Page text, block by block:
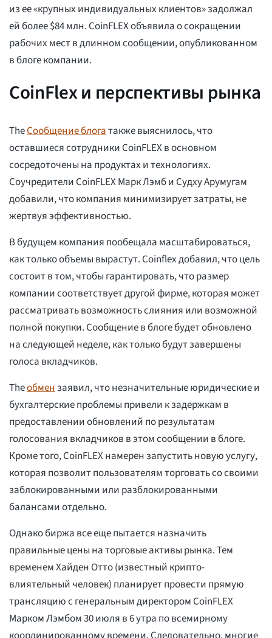
из ее «крупных индивидуальных клиентов» задолжал
ей более $84 млн. CoinFLEX объявила о сокращении
рабочих мест в длинном сообщении, опубликованном
в блоге компании.
CoinFlex и перспективы рынка
TheСообщение блогатакже выяснилось, что
оставшиеся сотрудники CoinFLEX в основном
сосредоточены на продуктах и технологиях.
Соучредители CoinFLEX Марк Лэмб и Судху Арумугам
добавили, что компания минимизирует затраты, не
жертвуя эффективностью.
В будущем компания пообещала масштабироваться,
как только объемы вырастут. Coinflex добавил, что цель
состоит в том, чтобы гарантировать, что размер
компании соответствует другой фирме, которая может
рассматривать возможность слияния или возможной
полной покупки. Сообщение в блоге будет обновлено
на следующей неделе, как только будут завершены
голоса вкладчиков.
Theобмен заявил, что незначительные юридические и
бухгалтерские проблемы привели к задержкам в
предоставлении обновлений по результатам
голосования вкладчиков в этом сообщении в блоге.
Кроме того, CoinFLEX намерен запустить новую услугу,
которая позволит пользователям торговать со своими
заблокированными или разблокированными
балансами отдельно.
Однако биржа все еще пытается назначить
правильные цены на торговые активы рынка. Тем
временем Хайден Отто (известный крипто-
влиятельный человек) планирует провести прямую
трансляцию с генеральным директором CoinFLEX
Марком Лэмбом 30 июля в 6 утра по всемирному